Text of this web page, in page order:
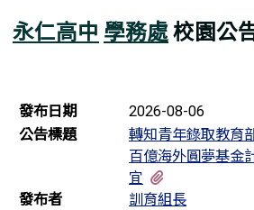
永仁高中 學務處校園公
新聞列表
發布日期 2026-08-06
公告標題
轉知青年錄取教育
百億海外圓夢基金
宜
發布者
訓育組長